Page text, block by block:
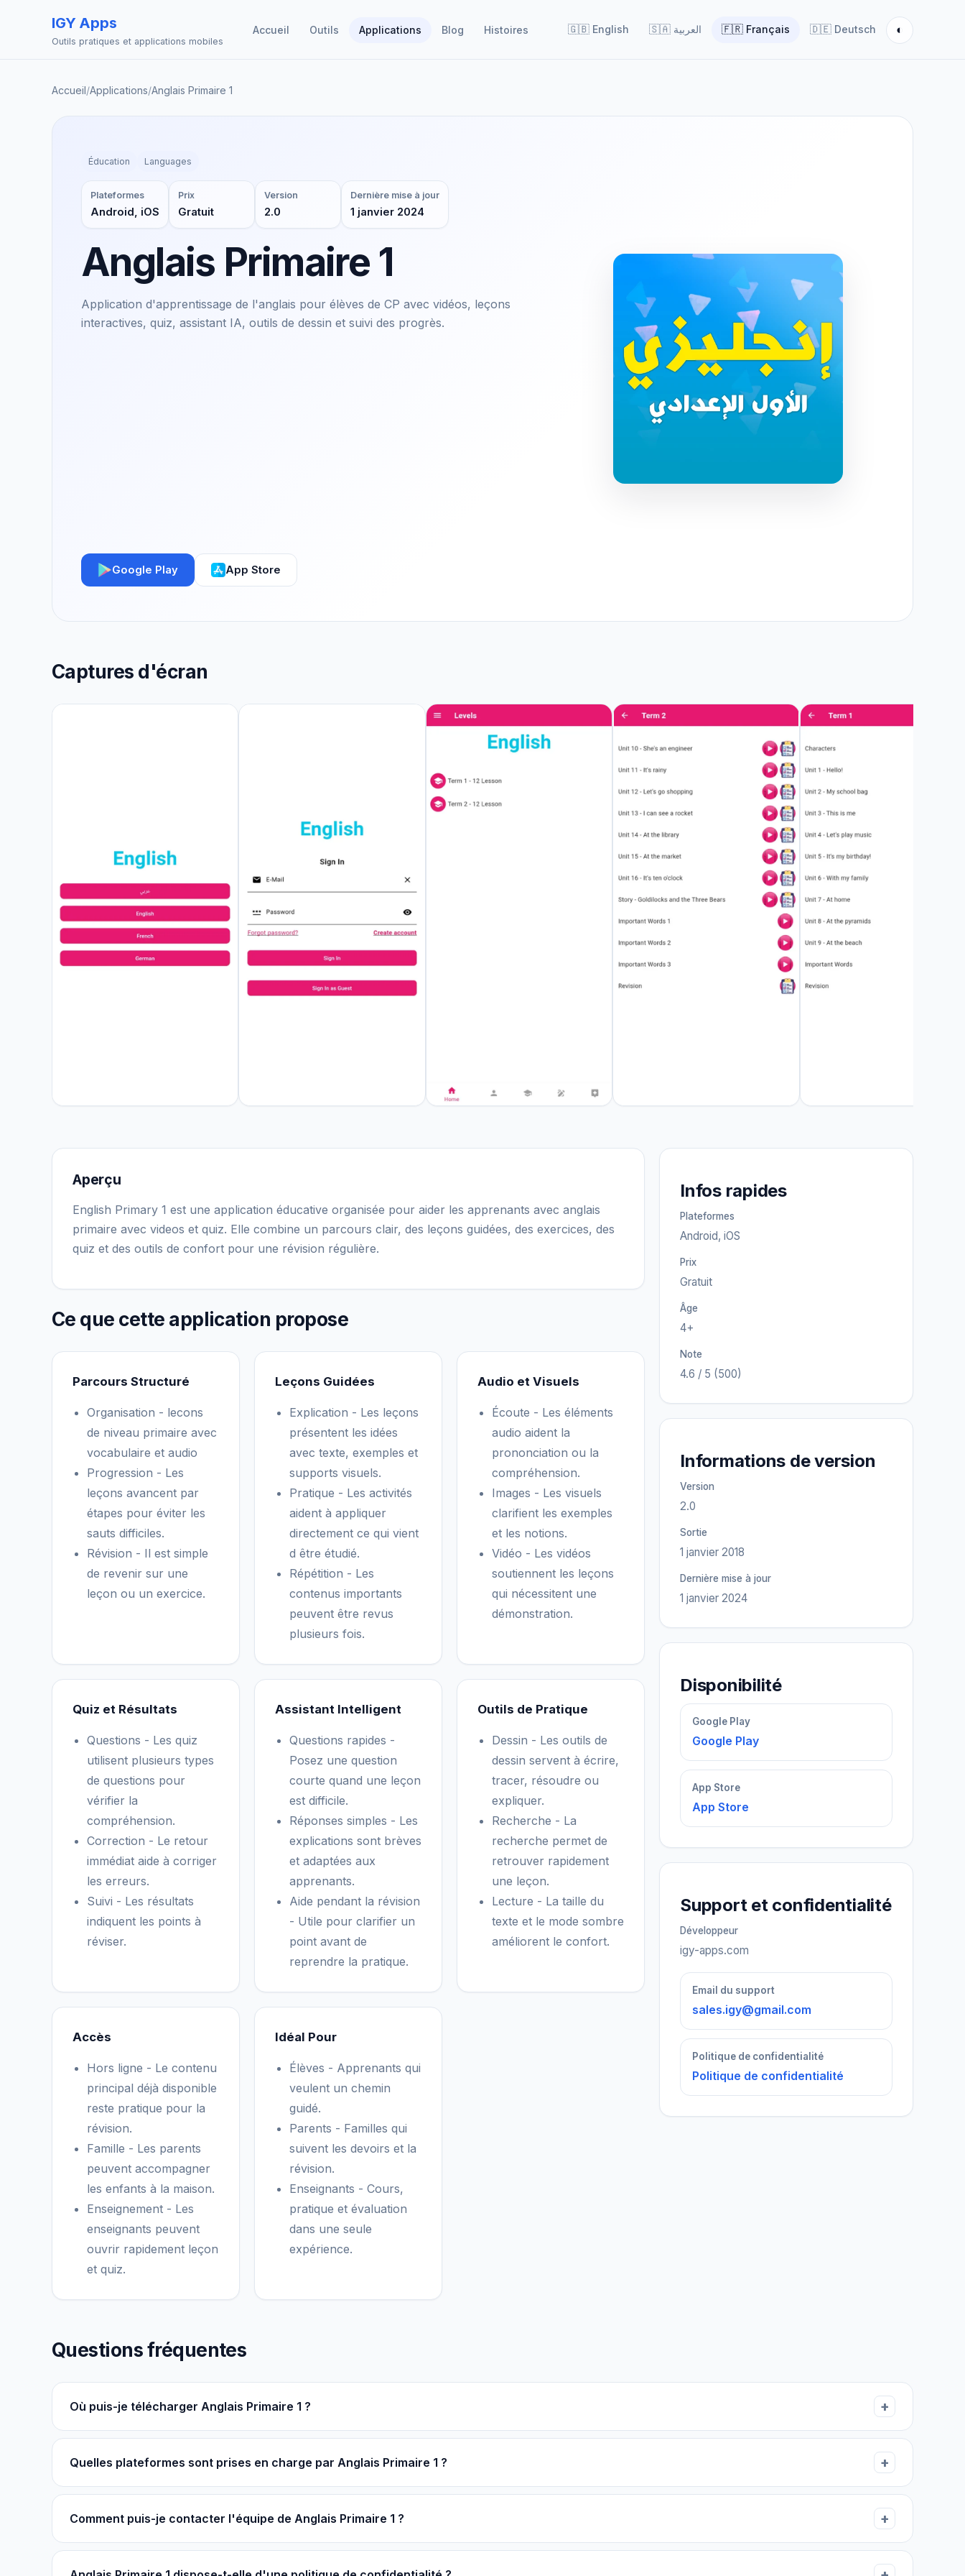
IGY Apps
Outils pratiques et applications mobiles
Accueil Outils Applications Blog Histoires 🇬🇧 English 🇸🇦 العربية 🇫🇷 Français 🇩🇪 Deutsch ◐
Accueil/Applications/Anglais Primaire 1
Éducation Languages
Plateformes
Android, iOS
Prix
Gratuit
Version
2.0
Dernière mise à jour
1 janvier 2024
Anglais Primaire 1
Application d'apprentissage de l'anglais pour élèves de CP avec vidéos, leçons
interactives, quiz, assistant IA, outils de dessin et suivi des progrès.
Google Play App Store
Captures d'écran
Aperçu
English Primary 1 est une application éducative organisée pour aider les apprenants avec anglais
primaire avec videos et quiz. Elle combine un parcours clair, des leçons guidées, des exercices, des
quiz et des outils de confort pour une révision régulière.
Ce que cette application propose
Parcours Structuré
Organisation - lecons
de niveau primaire avec
vocabulaire et audio
Progression - Les
leçons avancent par
étapes pour éviter les
sauts difficiles.
Révision - Il est simple
de revenir sur une
leçon ou un exercice.
Leçons Guidées
Explication - Les leçons
présentent les idées
avec texte, exemples et
supports visuels.
Pratique - Les activités
aident à appliquer
directement ce qui vient
d être étudié.
Répétition - Les
contenus importants
peuvent être revus
plusieurs fois.
Audio et Visuels
Écoute - Les éléments
audio aident la
prononciation ou la
compréhension.
Images - Les visuels
clarifient les exemples
et les notions.
Vidéo - Les vidéos
soutiennent les leçons
qui nécessitent une
démonstration.
Quiz et Résultats
Questions - Les quiz
utilisent plusieurs types
de questions pour
vérifier la
compréhension.
Correction - Le retour
immédiat aide à corriger
les erreurs.
Suivi - Les résultats
indiquent les points à
réviser.
Assistant Intelligent
Questions rapides -
Posez une question
courte quand une leçon
est difficile.
Réponses simples - Les
explications sont brèves
et adaptées aux
apprenants.
Aide pendant la révision
- Utile pour clarifier un
point avant de
reprendre la pratique.
Outils de Pratique
Dessin - Les outils de
dessin servent à écrire,
tracer, résoudre ou
expliquer.
Recherche - La
recherche permet de
retrouver rapidement
une leçon.
Lecture - La taille du
texte et le mode sombre
améliorent le confort.
Accès
Hors ligne - Le contenu
principal déjà disponible
reste pratique pour la
révision.
Famille - Les parents
peuvent accompagner
les enfants à la maison.
Enseignement - Les
enseignants peuvent
ouvrir rapidement leçon
et quiz.
Idéal Pour
Élèves - Apprenants qui
veulent un chemin
guidé.
Parents - Familles qui
suivent les devoirs et la
révision.
Enseignants - Cours,
pratique et évaluation
dans une seule
expérience.
Infos rapides
Plateformes
Android, iOS
Prix
Gratuit
Âge
4+
Note
4.6 / 5 (500)
Informations de version
Version
2.0
Sortie
1 janvier 2018
Dernière mise à jour
1 janvier 2024
Disponibilité
Google Play
Google Play
App Store
App Store
Support et confidentialité
Développeur
igy-apps.com
Email du support
sales.igy@gmail.com
Politique de confidentialité
Politique de confidentialité
Questions fréquentes
Où puis-je télécharger Anglais Primaire 1 ?
Quelles plateformes sont prises en charge par Anglais Primaire 1 ?
Comment puis-je contacter l'équipe de Anglais Primaire 1 ?